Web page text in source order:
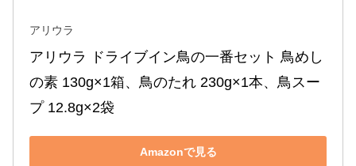
アリウラ
アリウラ ドライブイン鳥の一番セット 鳥めし
の素 130g×1箱、鳥のたれ 230g×1本、鳥スー
プ 12.8g×2袋
Amazonで見る